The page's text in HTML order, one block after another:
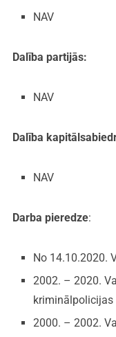
NAV
Dalība partijās:
NAV
Dalība
NAV
Darba pieredze:
No 14.10.2020.
2002. – 2020.
kriminālpolicijas
2000. – 2002.